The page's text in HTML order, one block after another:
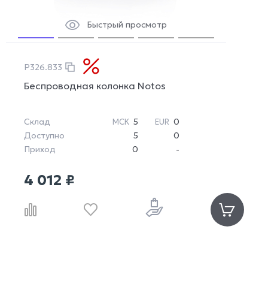
Быстрый просмотр
P326.833
Беспроводная колонка Notos
Склад МСК 5 EUR 0
Доступно
5
0
Приход
0 -
4 012 ₽